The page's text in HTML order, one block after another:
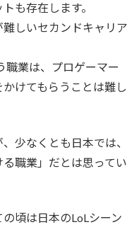
も存在します。
しいセカンドキャリア
職業は、プロゲーマー
けてもらうことは難し
少なくとも日本では、
る職業」だとは思ってい
頃は日本のLoLシーン